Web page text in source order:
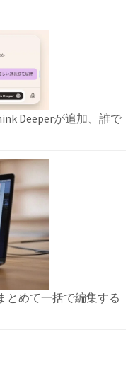
Deeperが追加、誰で
とめて一括で編集する